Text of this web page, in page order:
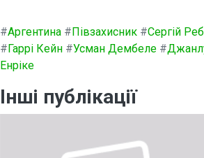
#Аргентина #Півзахисник #Сергій
#Гаррі Кейн #Усман Дембеле #
Енріке
Інші публікації